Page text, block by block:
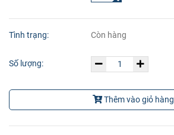
Tình trạng: Còn hàng
Số lượng:
Thêm vào giỏ hàng